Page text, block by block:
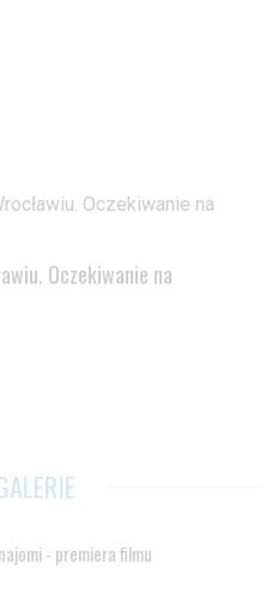
przetwarzanie plików cookies,
do serwisu
Oczekiwanie na
- premiera filmu